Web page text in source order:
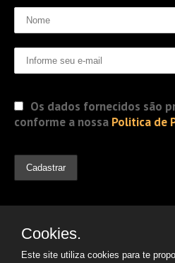
Os dados fornecidos são
conforme a nossa Politica de
Cookies.
Este site utiliza cookies para te